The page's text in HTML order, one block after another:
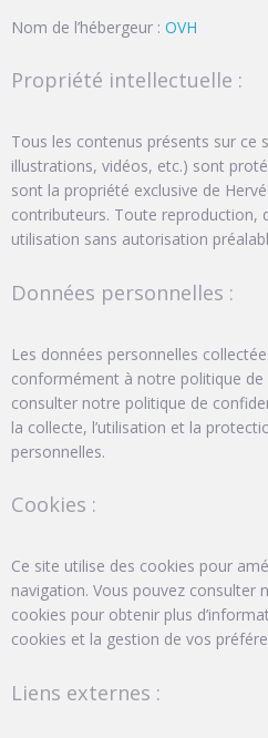
Nom de l’hébergeur : OVH
Propriété intellectuelle :
Tous les contenus présents sur ce
illustrations, vidéos, etc.) sont
sont la propriété exclusive de
contributeurs. Toute reproduction,
utilisation sans autorisation
Données personnelles :
Les données personnelles
conformément à notre politique
consulter notre politique de
la collecte, l’utilisation et la
personnelles.
Cookies :
Ce site utilise des cookies pour
navigation. Vous pouvez consulter
cookies pour obtenir plus
cookies et la gestion de vos
Liens externes :